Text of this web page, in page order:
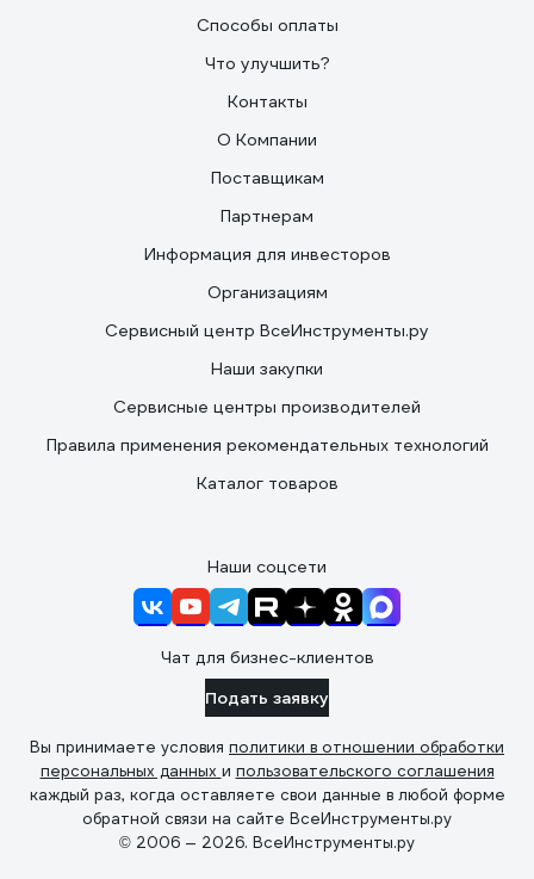
Способы оплаты
Что улучшить?
Контакты
О Компании
Поставщикам
Партнерам
Информация для инвесторов
Организациям
Сервисный центр ВсеИнструменты.ру
Наши закупки
Сервисные центры производителей
Правила применения рекомендательных технологий
Каталог товаров
Наши соцсети
Чат для бизнес-клиентов
Подать заявку
Вы принимаете условия политики в отношении обработки
персональных данных и пользовательского соглашения
каждый раз, когда оставляете свои данные в любой форме
обратной связи на сайте ВсеИнструменты.ру
© 2006 — 2026. ВсеИнструменты.ру